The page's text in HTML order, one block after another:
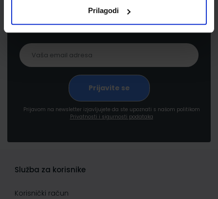
Prilagodi
Prijavite se kako bi primali informacije o novim
proizvodima i uslugama, akcijama i drugim
pogodnostima
Prijavom na newsletter izjavljujete da ste upoznati s našom politikom
Privatnosti i sigurnosti podataka
Služba za korisnike
Korisnički račun